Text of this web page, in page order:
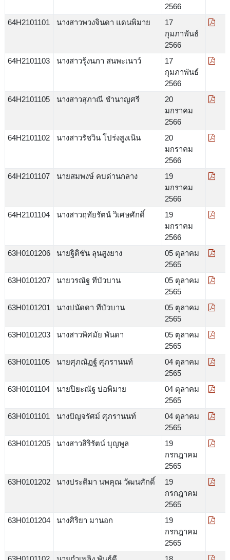
2566
64H2101101
นางสาวพวงจินดา แดนพิมาย
17
กุมภาพันธ์
2566
64H2101103
นางสาวรุ้งนภา สนพะเนาว์
17
กุมภาพันธ์
2566
64H2101105
นางสาวสุภาณี ชำนาญศรี
20
มกราคม
2566
64H2101102
นางสาวรัชวิน โปร่งสูงเนิน
20
มกราคม
2566
64H2101107
นายสมพงษ์ คบด่านกลาง
19
มกราคม
2566
64H2101104
นางสาวฤทัยรัตน์ วิเศษศักดิ์
19
มกราคม
2566
63H0101206
นายฐิติชัน ลุนสูงยาง
05 ตุลาคม
2565
63H0101207
นายวรณัฐ ทีบัวบาน
05 ตุลาคม
2565
63H0101201
นางปนัดดา ทีบัวบาน
05 ตุลาคม
2565
63H0101203
นางสาวพิศมัย พันดา
05 ตุลาคม
2565
63H0101105
นายศุภณัฏฐ์ ศุภรานนท์
04 ตุลาคม
2565
63H0101104
นายปิยะณัฐ บ่อพิมาย
04 ตุลาคม
2565
63H0101101
นางปัญจรัศม์ ศุภรานนท์
04 ตุลาคม
2565
63H0101205
นางสาวสิริรัตน์ บุญพูล
19
กรกฎาคม
2565
63H0101202
นางประติมา นพคุณ วัฒนศักดิ์
19
กรกฎาคม
2565
63H0101204
นางศิริยา มานอก
19
กรกฎาคม
2565